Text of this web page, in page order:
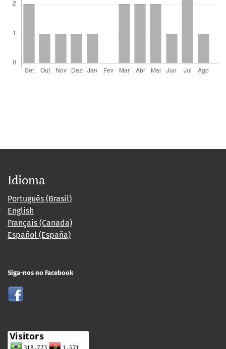
Idioma
Português (Brasil)
English
Français (Canada)
Español (España)
Siga-nos no Facebook